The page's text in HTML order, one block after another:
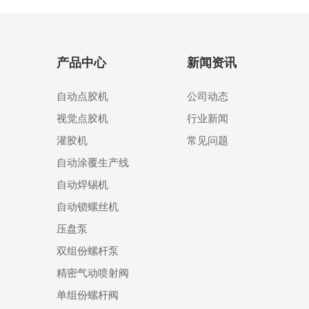
产品中心
自动点胶机
视觉点胶机
灌胶机
自动涂覆生产线
自动焊锡机
自动锁螺丝机
压盘泵
双组份螺杆泵
精密气动喷射阀
单组份螺杆阀
新闻资讯
公司动态
行业新闻
常见问题